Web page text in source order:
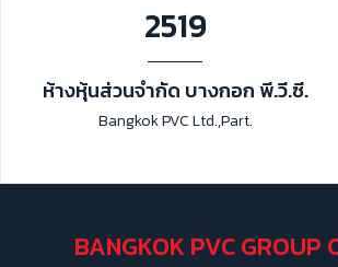
2519
ห้างหุ้นส่วนจำกัด บางกอก พี.วี.ซี.
Bangkok PVC Ltd.,Part.
BANGKOK PVC GROUP